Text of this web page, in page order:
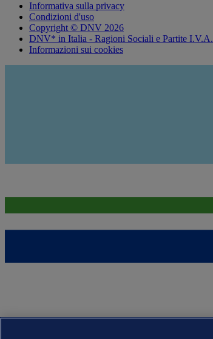
Informativa sulla privacy
Condizioni d'uso
Copyright © DNV 2026
DNV* in Italia - Ragioni Sociali e Partite I.V.A.
Informazioni sui cookies